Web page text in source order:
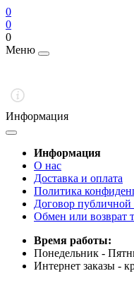
0
0
0
Меню
Информация
Информация
О нас
Доставка и оплата
Политика
Договор
Обмен или возврат
Время работы:
Понедельник -
Интернет заказы -